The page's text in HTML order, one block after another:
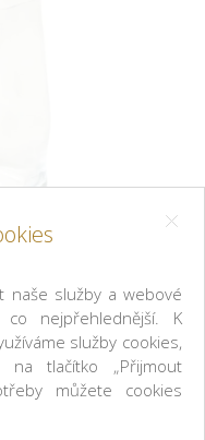
naše služby a webové
nejpřehlednější. K
služby cookies,
na tlačítko „Přijmout
můžete cookies